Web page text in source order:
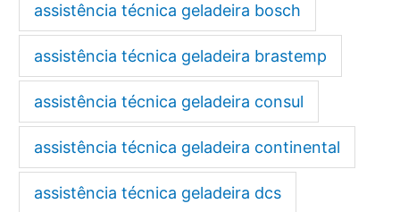
assistência técnica geladeira bosch
assistência técnica geladeira brastemp
assistência técnica geladeira consul
assistência técnica geladeira continental
assistência técnica geladeira dcs